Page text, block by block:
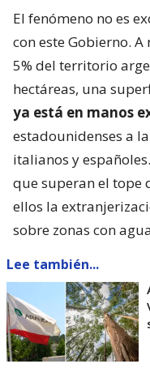
El fenómeno no es
con este Gobierno.
5% del territorio
hectáreas, una
ya está en manos
estadounidenses a
italianos y
que superan el tope
ellos la
sobre zonas con
Lee también...